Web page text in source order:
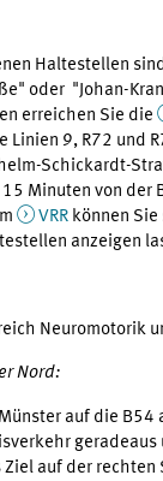
Haltestellen
oder "Johan-
erreichen Sie die
Linien 9, R72 und
Schickardt-
15 Minuten von
VRRkönnen Sie
anzeigen
Neuromotorik
Nord:
auf die
auf der rechten